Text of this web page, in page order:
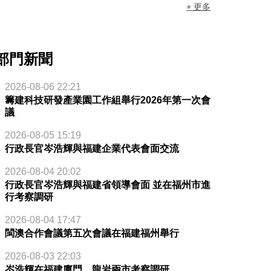
+ 更多
門新聞
2026-08-06 22:21
籌建科技研發產業園工作組舉行2026年第一次會
議
2026-08-05 15:19
行政長官岑浩輝與福建企業代表會面交流
2026-08-04 20:02
行政長官岑浩輝與福建省領導會面 並在福州市進
行考察調研
2026-08-04 17:47
閩澳合作會議第五次會議在福建福州舉行
2026-08-03 22:03